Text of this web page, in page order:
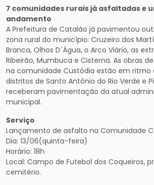
7 comunidades rurais já asfaltadas e
andamento
A Prefeitura de Catalão já pavimentou
zona rural do município: Cruzeiro dos
Branca, Olhos D`Água, o Arco Viário, as
Ribeirão, Mumbuca e Cisterna. As obras
na comunidade Custódia estão em ritmo
distritos de Santo Antônio do Rio Verde e
receberam pavimentação da atual
municipal.
Serviço
Lançamento de asfalto na Comunidade
Dia: 13/06(quinta-feira)
Horário: 18h
Local: Campo de Futebol dos Coqueiros,
cemitério.